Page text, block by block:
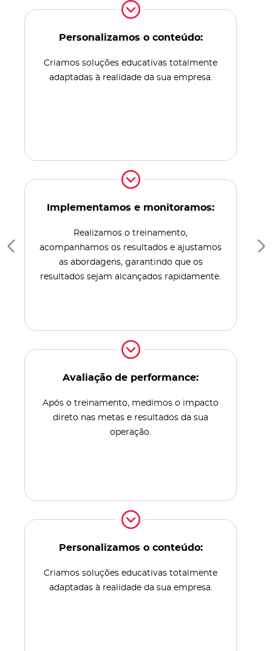
Personalizamos o conteúdo:
Criamos soluções educativas totalmente
adaptadas à realidade da sua empresa.
Implementamos e monitoramos:
Realizamos o treinamento,
acompanhamos os resultados e ajustamos
as abordagens, garantindo que os
resultados sejam alcançados rapidamente.
Avaliação de performance:
Após o treinamento, medimos o impacto
direto nas metas e resultados da sua
operação.
Personalizamos o conteúdo:
Criamos soluções educativas totalmente
adaptadas à realidade da sua empresa.